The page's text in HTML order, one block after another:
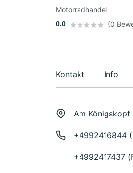
Motorradhandel
0.0 (0
Kontakt Info
Am Königskopf
+4992416844
+4992417437